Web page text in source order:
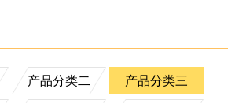
产品分类二
产品分类三